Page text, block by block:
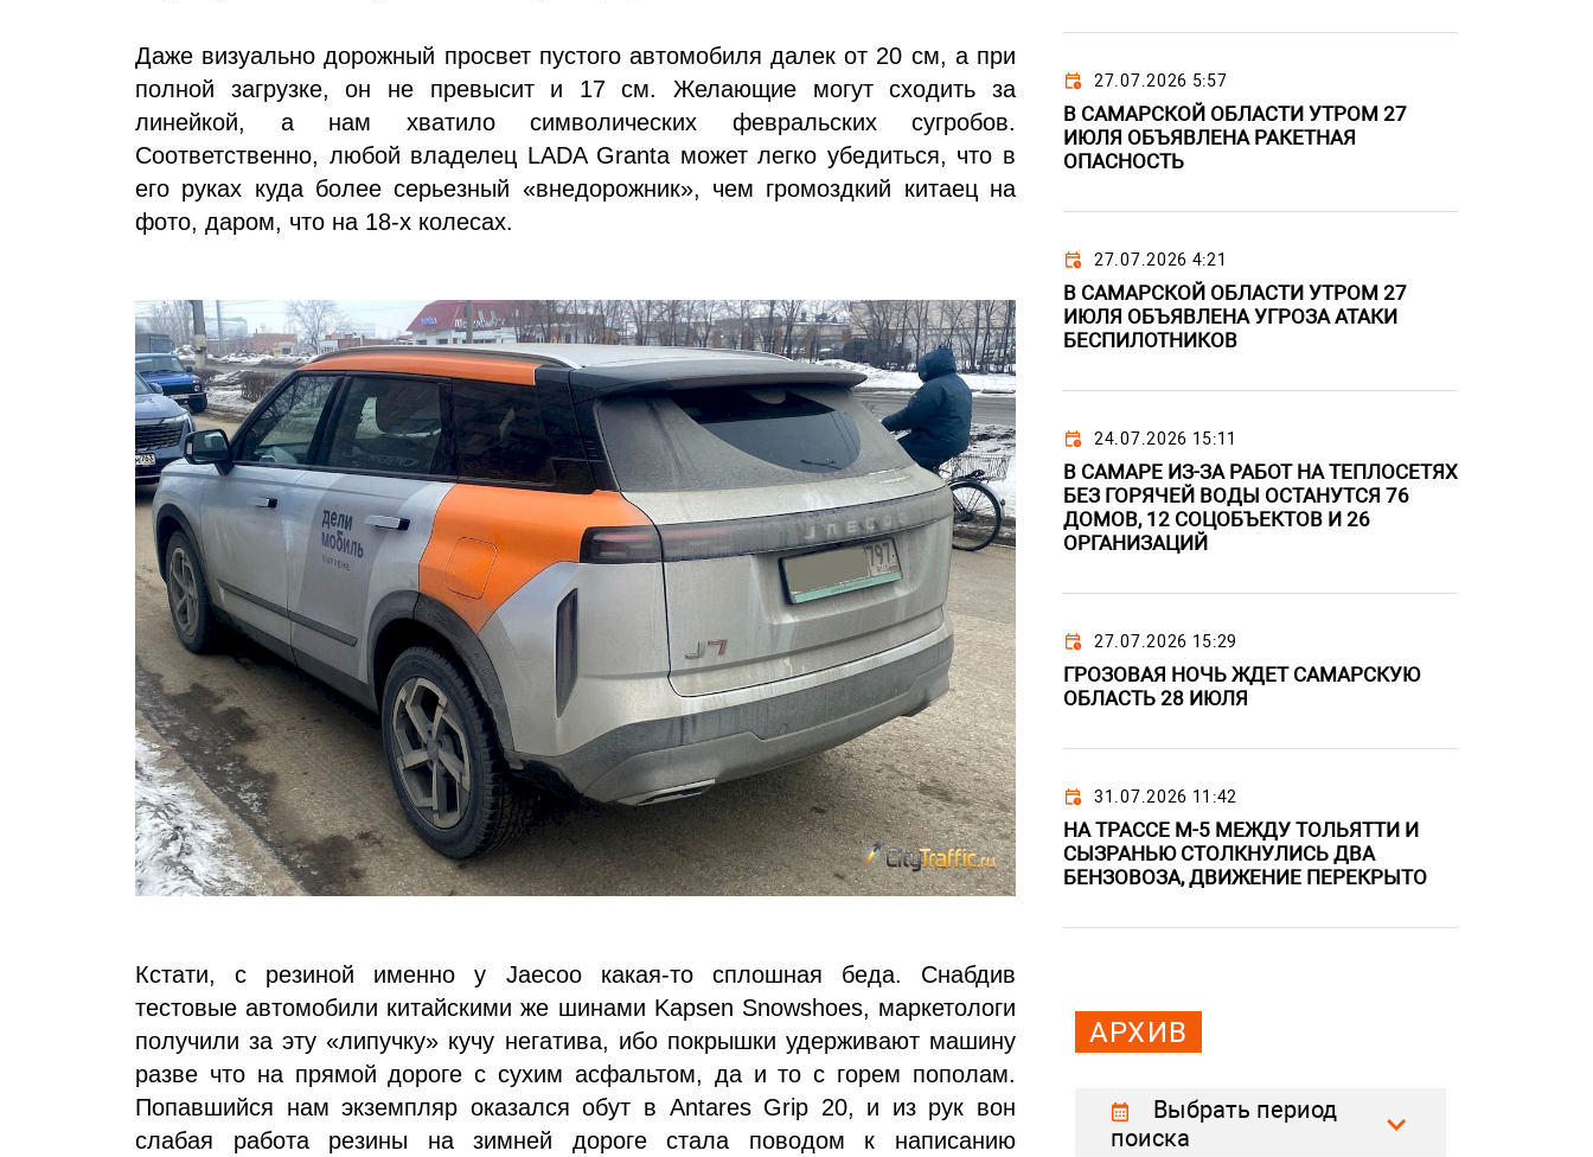
Даже визуально дорожный просвет пустого автомобиля далек от 20 см, а при
полной загрузке, он не превысит и 17 см. Желающие могут сходить за
линейкой, а нам хватило символических февральских сугробов.
Соответственно, любой владелец LADA Granta может легко убедиться, что в
его руках куда более серьезный «внедорожник», чем громоздкий китаец на
фото, даром, что на 18-х колесах.
Кстати, с резиной именно у Jaecoo какая-то сплошная беда. Снабдив
тестовые автомобили китайскими же шинами Kapsen Snowshoes, маркетологи
получили за эту «липучку» кучу негатива, ибо покрышки удерживают машину
разве что на прямой дороге с сухим асфальтом, да и то с горем пополам.
Попавшийся нам экземпляр оказался обут в Antares Grip 20, и из рук вон
слабая работа резины на зимней дороге стала поводом к написанию
27.07.2026 5:57
В САМАРСКОЙ ОБЛАСТИ УТРОМ 27
ИЮЛЯ ОБЪЯВЛЕНА РАКЕТНАЯ
ОПАСНОСТЬ
27.07.2026 4:21
В САМАРСКОЙ ОБЛАСТИ УТРОМ 27
ИЮЛЯ ОБЪЯВЛЕНА УГРОЗА АТАКИ
БЕСПИЛОТНИКОВ
24.07.2026 15:11
В САМАРЕ ИЗ-ЗА РАБОТ НА ТЕПЛОСЕТЯХ
БЕЗ ГОРЯЧЕЙ ВОДЫ ОСТАНУТСЯ 76
ДОМОВ, 12 СОЦОБЪЕКТОВ И 26
ОРГАНИЗАЦИЙ
27.07.2026 15:29
ГРОЗОВАЯ НОЧЬ ЖДЕТ САМАРСКУЮ
ОБЛАСТЬ 28 ИЮЛЯ
31.07.2026 11:42
НА ТРАССЕ М-5 МЕЖДУ ТОЛЬЯТТИ И
СЫЗРАНЬЮ СТОЛКНУЛИСЬ ДВА
БЕНЗОВОЗА, ДВИЖЕНИЕ ПЕРЕКРЫТО
АРХИВ
Выбрать период
поиска